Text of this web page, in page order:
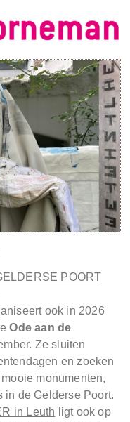
POORT
ook in 2026
Ode aan de
. Ze sluiten
en zoeken
monumenten,
in de Gelderse Poort.
in Leuth ligt ook op